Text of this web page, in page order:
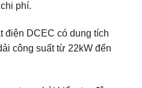
phí.
điện DCEC có dung tích
công suất từ 22kW đến